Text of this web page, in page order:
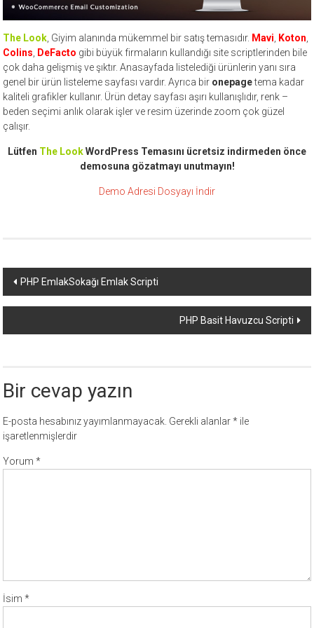
The Look, Giyim alanında mükemmel bir satış temasıdır. Mavi, Koton,
Colins, DeFacto gibi büyük firmaların kullandığı site scriptlerinden bile
çok daha gelişmiş ve şıktır. Anasayfada listelediği ürünlerin yanı sıra
genel bir ürün listeleme sayfası vardır. Ayrıca bir onepagetema kadar
kaliteli grafikler kullanır. Ürün detay sayfası aşırı kullanışlıdır, renk –
beden seçimi anlık olarak işler ve resim üzerinde zoom çok güzel
çalışır.
Lütfen The LookWordPress Temasını ücretsiz indirmeden önce
demosuna gözatmayı unutmayın!
Demo Adresi Dosyayı İndir
Yazı
dolaşımı
PHP EmlakSokağı Emlak Scripti
PHP Basit Havuzcu Scripti
Bir cevap yazın
E-posta hesabınız yayımlanmayacak. Gerekli alanlar* ile
işaretlenmişlerdir
Yorum*
İsim*